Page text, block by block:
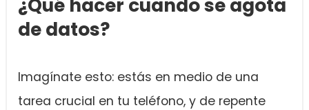
¿Qué hacer cuando se agota
de datos?
Imagínate esto: estás en medio de una
tarea crucial en tu teléfono, y de repente